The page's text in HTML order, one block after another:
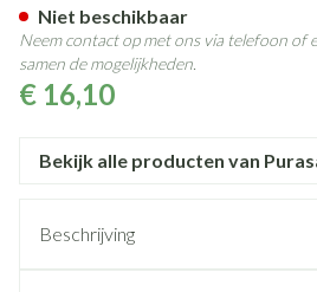
€ 16,10
Niet beschikbaar
Neem contact op met ons via telefoon of
samen de mogelijkheden.
Bekijk alle producten van
Beschrijving